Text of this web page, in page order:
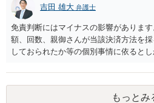
吉田 雄大 弁護士
免責判断にはマイナスの影響がありま
額、回数、親御さんが当該決済方法を
しておられたか等の個別事情に依ると
なって相談し、善後策を考えることを
もっとみ